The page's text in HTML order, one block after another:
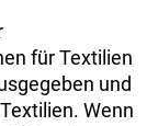
für Textilien
und
Wenn